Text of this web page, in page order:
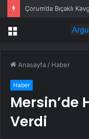
Çorum’da Bıçaklı
Menü
Anasayfa / Haber
Haber
Mersin’de
Verdi